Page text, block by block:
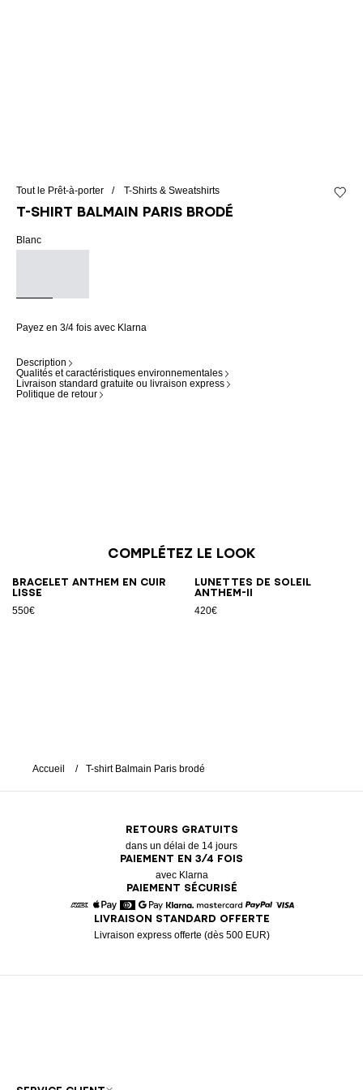
Tout le Prêt-à-porter T-Shirts & Sweatshirts
T-shirt Balmain Paris brodé
Blanc
Payez en 3/4 fois avec Klarna
Description
Qualités et caractéristiques environnementales
Livraison standard gratuite ou livraison express
Politique de retour
Complétez le look
Bracelet Anthem en cuir
lisse
550€
Lunettes de soleil
Anthem-II
420€
Accueil T-shirt Balmain Paris brodé
RETOURS GRATUITS
dans un délai de 14 jours
PAIEMENT EN 3/4 FOIS
avec Klarna
PAIEMENT SÉCURISÉ
American Express
Apple Pay
DinersGoogle Pay
Klarna MastercardPaypal
LIVRAISON STANDARD OFFERTE
Livraison express offerte (dès 500 EUR)